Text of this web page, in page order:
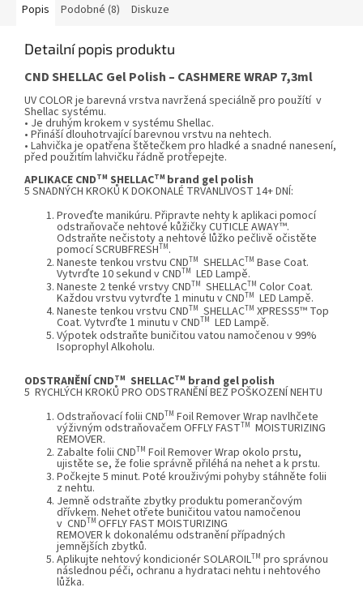
Popis Podobné (8) Diskuze
Detailní popis produktu
CND SHELLAC Gel Polish – CASHMERE WRAP 7,3ml
UV COLOR je barevná vrstva navržená speciálně pro použítí v
Shellac systému.
• Je druhým krokem v systému Shellac.
• Přináší dlouhotrvající barevnou vrstvu na nehtech.
• Lahvička je opatřena štětečkem pro hladké a snadné nanesení,
před použitím lahvičku řádně protřepejte.
APLIKACE CNDTM SHELLACTM brand gel polish
5 SNADNÝCH KROKŮ K DOKONALÉ TRVANLIVOST 14+ DNÍ:
Proveďte manikúru. Připravte nehty k aplikaci pomocí
odstraňovače nehtové kůžičkyCUTICLE AWAY™.
Odstraňte nečistoty a nehtové lůžko pečlivě očistěte
pomocíSCRUBFRESHTM.
Naneste tenkou vrstvu CNDTM SHELLACTM Base Coat.
Vytvrďte 10 sekund vCNDTM LED Lampě.
Naneste 2 tenké vrstvyCNDTM SHELLACTM Color Coat.
Každou vrstvu vytvrďte 1 minutu vCNDTM LED Lampě.
Naneste tenkou vrstvu CNDTM SHELLACTM XPRESS5™ Top
Coat. Vytvrďte 1 minutu vCNDTM LED Lampě.
Výpotek odstraňte buničitou vatou namočenou v 99%
Isoprophyl Alkoholu.
ODSTRANĚNÍ CNDTM SHELLACTM brand gel polish
5 RYCHLÝCH KROKŮ PRO ODSTRANĚNÍ BEZ POŠKOZENÍ NEHTU
Odstraňovací folii CNDTM Foil Remover Wrap navlhčete
výživným odstraňovačem OFFLY FASTTM MOISTURIZING
REMOVER.
Zabalte folii CNDTM Foil Remover Wrap okolo prstu,
ujistěte se, že folie správně přiléhá na nehet a k prstu.
Počkejte 5 minut. Poté krouživými pohyby stáhněte folii
z nehtu.
Jemně odstraňte zbytky produktu pomerančovým
dřívkem. Nehet otřete buničitou vatou namočenou
v CNDTM OFFLY FAST MOISTURIZING
REMOVER k dokonalému odstranění případných
jemnějších zbytků.
Aplikujte nehtový kondicionérSOLAROILTM pro správnou
následnou péči, ochranu a hydrataci nehtu i nehtového
lůžka.